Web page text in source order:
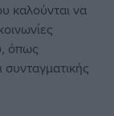
καλούνται να
όπως
συνταγματικής